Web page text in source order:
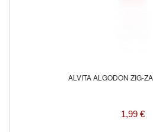
ALVITA ALGODON ZIG-
1,99 €